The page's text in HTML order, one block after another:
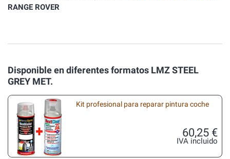
RANGE ROVER
Disponible en diferentes formatos LMZ STEEL
GREY MET.
Kit profesional para reparar pintura coche
60,25 €
IVA incluido